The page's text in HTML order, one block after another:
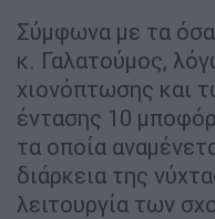
Σύμφωνα με τα
κ. Γαλατούμος,
χιονόπτωσης και
έντασης 10
τα οποία
διάρκεια της
λειτουργία των